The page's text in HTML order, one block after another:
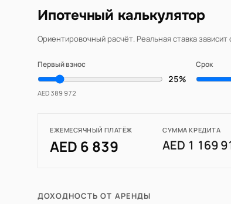
Ипотечный калькулятор
Ориентировочный расчёт. Реальная ставка
Первый взнос
25%
AED 389 972
Срок
ЕЖЕМЕСЯЧНЫЙ ПЛАТЁЖ
AED 6 839
СУММА КРЕДИТА
AED 1 169
ДОХОДНОСТЬ ОТ АРЕНДЫ